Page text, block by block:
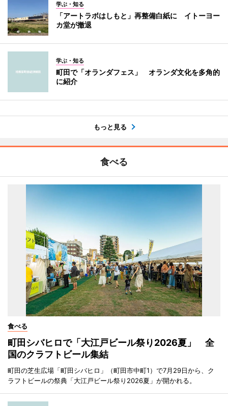
学ぶ・知る
「アートラボはしもと」再整備白紙に イトーヨー
カ堂が撤退
学ぶ・知る
町田で「オランダフェス」 オランダ文化を多角的
に紹介
もっと見る
食べる
食べる
町田シバヒロで「大江戸ビール祭り2026夏」 全
国のクラフトビール集結
町田の芝生広場「町田シバヒロ」（町田市中町1）で7月29日から、ク
ラフトビールの祭典「大江戸ビール祭り2026夏」が開かれる。